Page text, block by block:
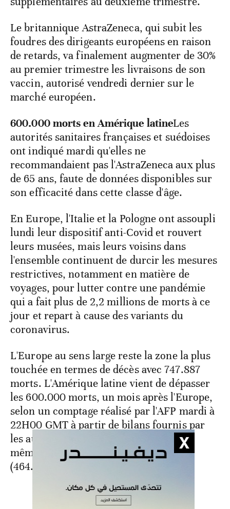
Le britannique AstraZeneca, qui subit les
foudres des dirigeants européens en raison
de retards, va finalement augmenter de 30%
au premier trimestre les livraisons de son
vaccin, autorisé vendredi dernier sur le
marché européen.
600.000 morts en Amérique latineLes
autorités sanitaires françaises et suédoises
ont indiqué mardi qu'elles ne
recommandaient pas l'AstraZeneca aux plus
de 65 ans, faute de données disponibles sur
son efficacité dans cette classe d'âge.
En Europe, l'Italie et la Pologne ont assoupli
lundi leur dispositif anti-Covid et rouvert
leurs musées, mais leurs voisins dans
l'ensemble continuent de durcir les mesures
restrictives, notamment en matière de
voyages, pour lutter contre une pandémie
qui a fait plus de 2,2 millions de morts à ce
jour et repart à cause des variants du
coronavirus.
L'Europe au sens large reste la zone la plus
touchée en termes de décès avec 747.887
morts. L'Amérique latine vient de dépasser
les 600.000 morts, un mois après l'Europe,
selon un comptage réalisé par l'AFP mardi à
22H00 GMT à partir de bilans fournis par
les autorités de santé. Suivent, selon ce
même calcul, les Etats-Unis/Canada
(464.204) et l'Asie (241.391).